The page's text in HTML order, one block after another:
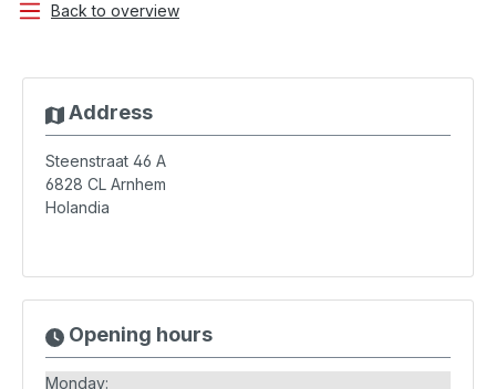
Back to overview
Address
Steenstraat 46 A
6828 CL Arnhem
Holandia
Opening hours
Monday: